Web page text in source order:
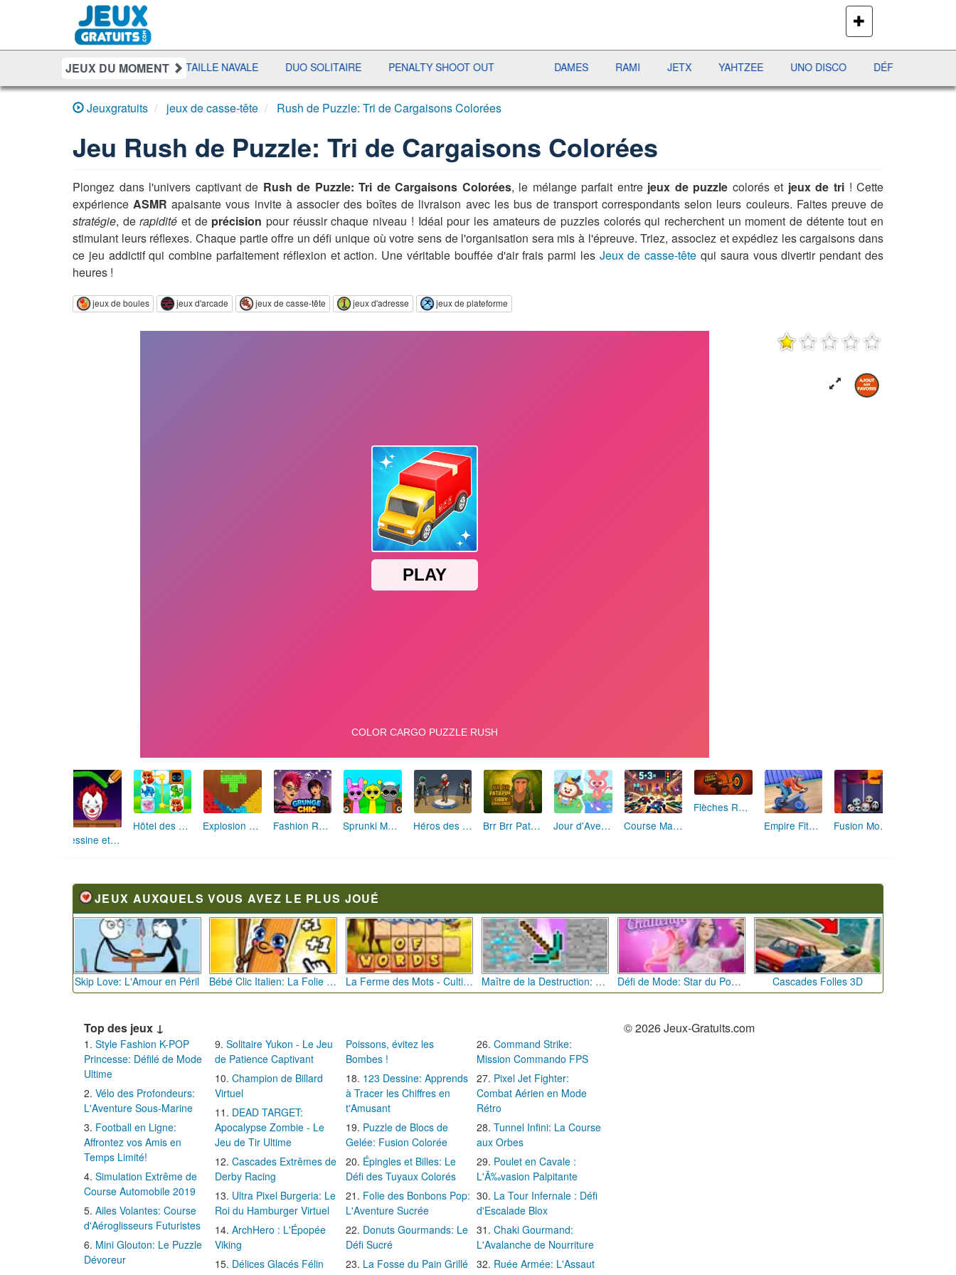
PLUS
DE
JEUX
JEUX DU MOMENT
SHERIFF POKER BATAILLE NAVALE DUO SOLITAIRE PENALTY SHOOT OUT RAMI JETX YAHTZEE UNO DISCO DÉFI MAHJONG
Jeuxgratuits jeux de casse-tête Rush de Puzzle: Tri de Cargaisons Colorées
Jeu Rush de Puzzle: Tri de Cargaisons Colorées
Plongez dans l'univers captivant de Rush de Puzzle: Tri de Cargaisons Colorées, le mélange parfait entre jeux de puzzle colorés et jeux de tri ! Cette
expérienceASMR apaisante vous invite à associer des boîtes de livraison avec les bus de transport correspondants selon leurs couleurs. Faites preuve de
stratégie, derapidité et de précision pour réussir chaque niveau ! Idéal pour les amateurs de puzzles colorés qui recherchent un moment de détente tout en
stimulant leurs réflexes. Chaque partie offre un défi unique où votre sens de l'organisation sera mis à l'épreuve. Triez, associez et expédiez les cargaisons dans
ce jeu addictif qui combine parfaitement réflexion et action. Une véritable bouffée d'air frais parmi les Jeux de casse-tête qui saura vous divertir pendant des
heures !
jeux de boules jeux d'arcade jeux de casse-tête jeux d'adresse jeux de plateforme
Dessine et Écrase : Le Jeu des Monstres
Hôtel des Animaux de Rêve Explosion de Blocs de Sable Fashion Rebelle: Style Grunge Chic Sprunki Monster: Rythmes Musicaux Monstres Héros des Terres Hostiles Brr Brr Patapim: Le Défi Parkour Délirant Jour d'Aventure: Puzzles en Plein Air Course Mathématique: La Vitesse par les Chiffres
Flèches Rusées 2 : Visez Juste et Défiez la Rotation!
Empire Fitness - Simulateur de Salle de Sport
Fusion Monstrueuse d'Halloween
JEUX AUXQUELS VOUS AVEZ LE PLUS JOUÉ
Skip Love: L'Amour en Péril Bébé Clic Italien: La Folie des Petits Bambins La Ferme des Mots - Cultivez votre Vocabulaire Maître de la Destruction: Fusion de Pioches Défi de Mode: Star du Podium Cascades Folles 3D
Top des jeux ↓
Style Fashion K-POP
Princesse: Défilé de Mode
Ultime
Vélo des Profondeurs:
L'Aventure Sous-Marine
Football en Ligne:
Affrontez vos Amis en
Temps Limité!
Simulation Extrême de
Course Automobile 2019
Ailes Volantes: Course
d'Aéroglisseurs Futuristes
Mini Glouton: Le Puzzle
Dévoreur
Solitaire Yukon - Le Jeu
de Patience Captivant
Champion de Billard
Virtuel
DEAD TARGET:
Apocalypse Zombie - Le
Jeu de Tir Ultime
Cascades Extrêmes de
Derby Racing
Ultra Pixel Burgeria: Le
Roi du Hamburger Virtuel
ArchHero : L'Épopée
Viking
Délices Glacés Félin
Poissons, évitez les
Bombes !
123 Dessine: Apprends
à Tracer les Chiffres en
t'Amusant
Puzzle de Blocs de
Gelée: Fusion Colorée
Épingles et Billes: Le
Défi des Tuyaux Colorés
Folie des Bonbons Pop:
L'Aventure Sucrée
Donuts Gourmands: Le
Défi Sucré
La Fosse du Pain Grillé
Command Strike:
Mission Commando FPS
Pixel Jet Fighter:
Combat Aérien en Mode
Rétro
Tunnel Infini: La Course
aux Orbes
Poulet en Cavale :
L'Ã‰vasion Palpitante
La Tour Infernale : Défi
d'Escalade Blox
Chaki Gourmand:
L'Avalanche de Nourriture
Ruée Armée: L'Assaut
© 2026 Jeux-Gratuits.com